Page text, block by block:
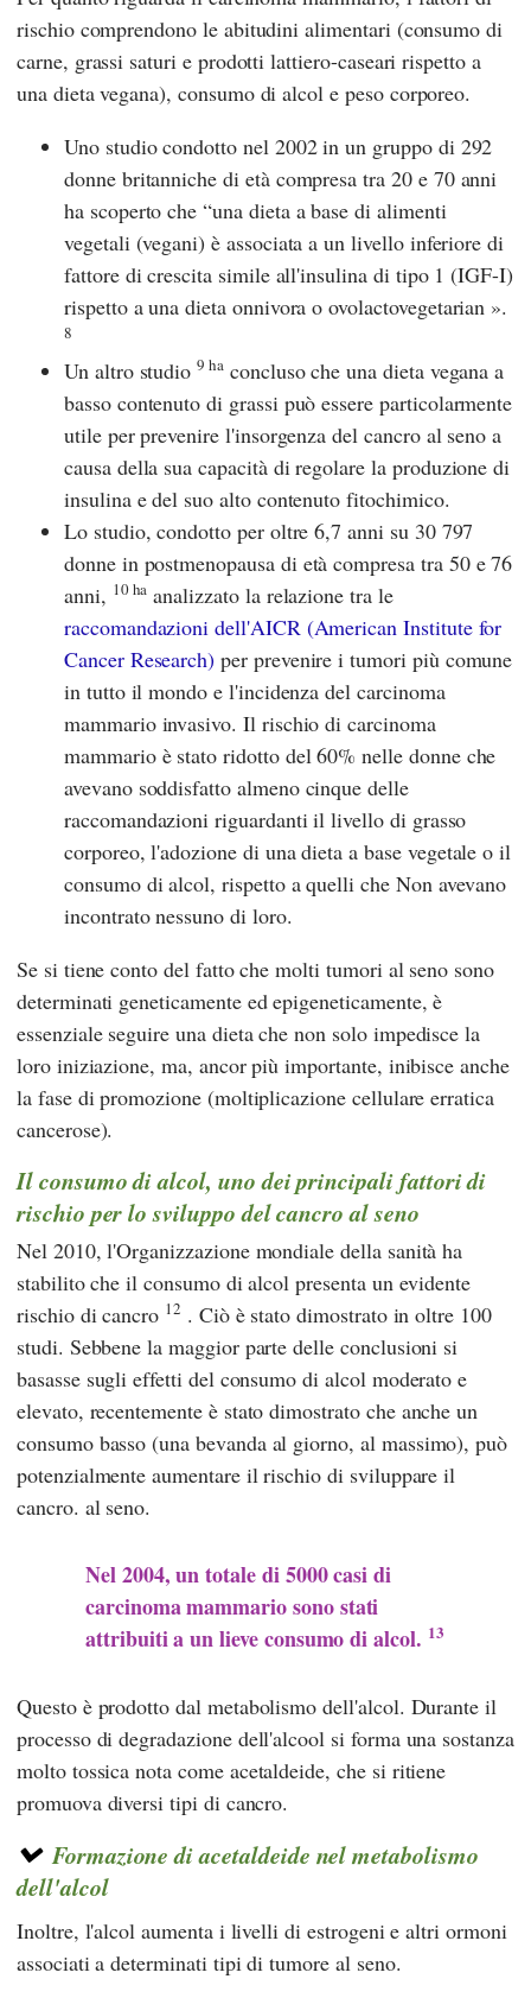
rischio comprendono le abitudini alimentari (consumo di
carne, grassi saturi e prodotti lattiero-caseari rispetto a
una dieta vegana), consumo di alcol e peso corporeo.
Uno studio condotto nel 2002 in un gruppo di 292
donne britanniche di età compresa tra 20 e 70 anni
ha scoperto che “una dieta a base di alimenti
vegetali (vegani) è associata a un livello inferiore di
fattore di crescita simile all'insulina di tipo 1 (IGF-I)
rispetto a una dieta onnivora o ovolactovegetarian ».
8
Un altro studio9 haconcluso che una dieta vegana a
basso contenuto di grassi può essere particolarmente
utile per prevenire l'insorgenza del cancro al seno a
causa della sua capacità di regolare la produzione di
insulina e del suo alto contenuto fitochimico.
Lo studio, condotto per oltre 6,7 anni su 30 797
donne in postmenopausa di età compresa tra 50 e 76
anni, 10 ha analizzato la relazione tra le
raccomandazioni dell'AICR (American Institute for
Cancer Research) per prevenire i tumori più comune
in tutto il mondo e l'incidenza del carcinoma
mammario invasivo. Il rischio di carcinoma
mammario è stato ridotto del 60% nelle donne che
avevano soddisfatto almeno cinque delle
raccomandazioni riguardanti il livello di grasso
corporeo, l'adozione di una dieta a base vegetale o il
consumo di alcol, rispetto a quelli che Non avevano
incontrato nessuno di loro.
Se si tiene conto del fatto che molti tumori al seno sono
determinati geneticamente ed epigeneticamente, è
essenziale seguire una dieta che non solo impedisce la
loro iniziazione, ma, ancor più importante, inibisce anche
la fase di promozione (moltiplicazione cellulare erratica
cancerose).
Il consumo di alcol, uno dei principali fattori di
rischio per lo sviluppo del cancro al seno
Nel 2010, l'Organizzazione mondiale della sanità ha
stabilito che il consumo di alcol presenta un evidente
rischio di cancro 12 . Ciò è stato dimostrato in oltre 100
studi. Sebbene la maggior parte delle conclusioni si
basasse sugli effetti del consumo di alcol moderato e
elevato, recentemente è stato dimostrato che anche un
consumo basso (una bevanda al giorno, al massimo), può
potenzialmente aumentare il rischio di sviluppare il
cancro. al seno.
Nel 2004, un totale di 5000 casi di
carcinoma mammario sono stati
attribuiti a un lieve consumo di alcol. 13
Questo è prodotto dal metabolismo dell'alcol. Durante il
processo di degradazione dell'alcool si forma una sostanza
molto tossica nota come acetaldeide, che si ritiene
promuova diversi tipi di cancro.
Formazione di acetaldeide nel metabolismo
dell'alcol
Inoltre, l'alcol aumenta i livelli di estrogeni e altri ormoni
associati a determinati tipi di tumore al seno.